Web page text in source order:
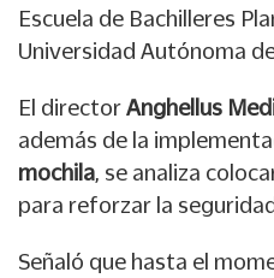
Escuela de Bachilleres
Universidad Autónoma
El director Anghellus
además de la
mochila, se analiza
para reforzar la
Señaló que hasta el